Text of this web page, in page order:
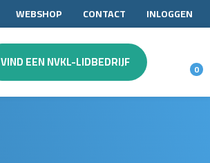
WEBSHOP CONTACT INLOGGEN
VIND EEN NVKL-LIDBEDRIJF 0